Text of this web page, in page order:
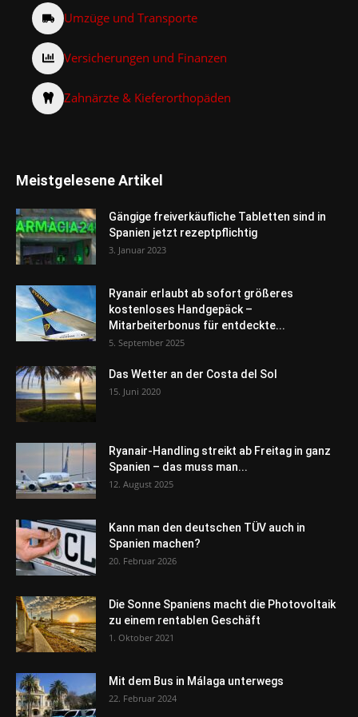
Umzüge und Transporte
Versicherungen und Finanzen
Zahnärzte & Kieferorthopäden
Meistgelesene Artikel
Gängige freiverkäufliche Tabletten sind in
Spanien jetzt rezeptpflichtig
3. Januar 2023
Ryanair erlaubt ab sofort größeres
kostenloses Handgepäck –
Mitarbeiterbonus für entdeckte...
5. September 2025
Das Wetter an der Costa del Sol
15. Juni 2020
Ryanair-Handling streikt ab Freitag in ganz
Spanien – das muss man...
12. August 2025
Kann man den deutschen TÜV auch in
Spanien machen?
20. Februar 2026
Die Sonne Spaniens macht die Photovoltaik
zu einem rentablen Geschäft
1. Oktober 2021
Mit dem Bus in Málaga unterwegs
22. Februar 2024